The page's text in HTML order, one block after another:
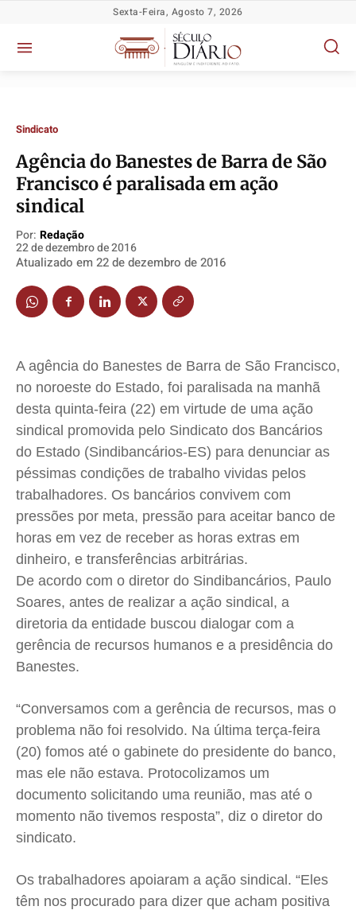
Política
Socioeconômicas
Justiça
Educação
Segurança
Meio Ambiente
Cidades
Direitos
Economia
Cultura
Colunas
Gustavo Bastos
Jr Mignone (in memorian)
Wanda Sily
Publicidade Legal
Expediente
Contato
Anuncie
Privacidade
Política
Socioeconômicas
Justiça
Educação
Segurança
Meio Ambiente
Cidades
Direitos
Economia
Cultura
Colunas
Gustavo Bastos
Jr Mignone (in memorian)
Wanda Sily
Publicidade Legal
Expediente
Contato
Anuncie
Privacidade
Política
Socioeconômicas
Justiça
Educação
Segurança
Meio Ambiente
Cidades
Direitos
Economia
Cultura
Colunas
Gustavo Bastos
Jr Mignone (in memorian)
Wanda Sily
Publicidade Legal
Expediente
Contato
Anuncie
Privacidade
Política
Socioeconômicas
Justiça
Educação
Segurança
Meio Ambiente
Cidades
Direitos
Economia
Cultura
Colunas
Gustavo Bastos
Jr Mignone (in memorian)
Wanda Sily
Publicidade Legal
Expediente
Contato
Anuncie
Privacidade
Sexta-Feira, Agosto 7, 2026
Sindicato
Agência do Banestes de Barra de São
Francisco é paralisada em ação
sindical
Por: Redação
22 de dezembro de 2016
Atualizado em 22 de dezembro de 2016
A agência do Banestes de Barra de São Francisco,
no noroeste do Estado, foi paralisada na manhã
desta quinta-feira (22) em virtude de uma ação
sindical promovida pelo Sindicato dos Bancários
do Estado (Sindibancários-ES) para denunciar as
péssimas condições de trabalho vividas pelos
trabalhadores. Os bancários convivem com
pressões por meta, pressão para aceitar banco de
horas em vez de receber as horas extras em
dinheiro, e transferências arbitrárias.
De acordo com o diretor do Sindibancários, Paulo
Soares, antes de realizar a ação sindical, a
diretoria da entidade buscou dialogar com a
gerência de recursos humanos e a presidência do
Banestes.
“Conversamos com a gerência de recursos, mas o
problema não foi resolvido. Na última terça-feira
(20) fomos até o gabinete do presidente do banco,
mas ele não estava. Protocolizamos um
documento solicitando uma reunião, mas até o
momento não tivemos resposta”, diz o diretor do
sindicato.
Os trabalhadores apoiaram a ação sindical. “Eles
têm nos procurado para dizer que acham positiva